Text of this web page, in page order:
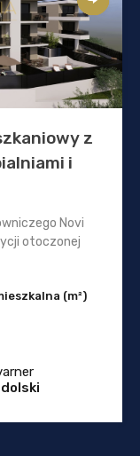
z
i
Novi
otoczonej
(m²)